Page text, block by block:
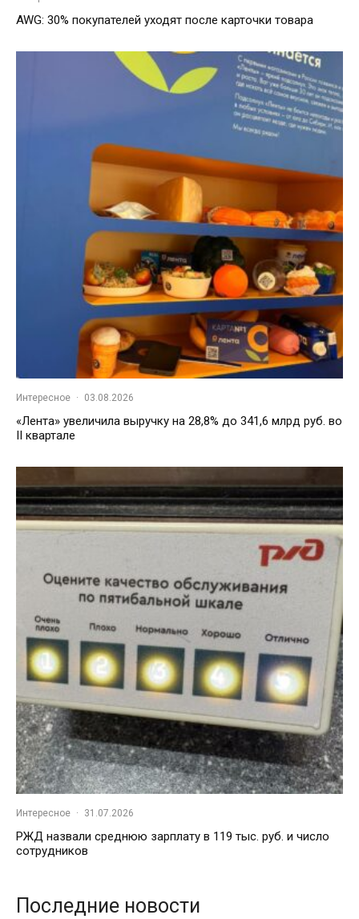
AWG: 30% покупателей уходят после карточки товара
Интересное · 03.08.2026
«Лента» увеличила выручку на 28,8% до 341,6 млрд руб. во
II квартале
Интересное · 31.07.2026
РЖД назвали среднюю зарплату в 119 тыс. руб. и число
сотрудников
Последние новости